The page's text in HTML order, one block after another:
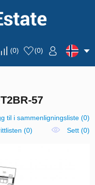
(0) (0)
57
til i sammenligningsliste(0)
(0) Sett (0)